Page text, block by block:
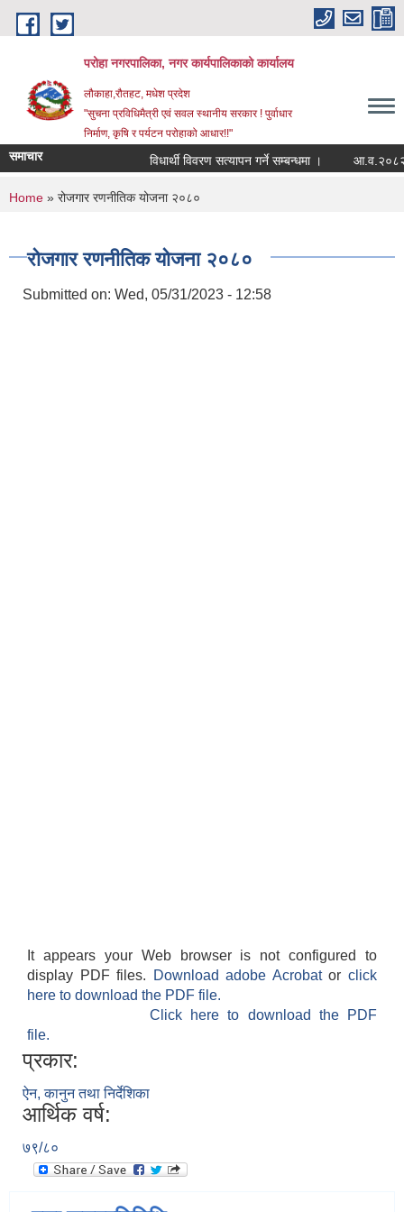
Skip to main content
परोहा नगरपालिका, नगर कार्यपालिकाको कार्यालय
लौकाहा,रौतहट, मधेश प्रदेश
"सुचना प्रविधिमैत्री एवं सवल स्थानीय सरकार ! पुर्वाधार
निर्माण, कृषि र पर्यटन परोहाको आधार!!"
समाचार विधार्थी विवरण सत्यापन गर्ने सम्बन्धमा ।
You are here
Home » रोजगार रणनीतिक योजना २०८०
रोजगार रणनीतिक योजना २०८०
Submitted on: Wed, 05/31/2023 - 12:58
It appears your Web browser is not configured to
display PDF files.
Download adobe Acrobatorclick
here to download the PDF file.
Click here to download the PDF
file.
प्रकार:
ऐन, कानुन तथा निर्देशिका
आर्थिक वर्ष:
७९/८०